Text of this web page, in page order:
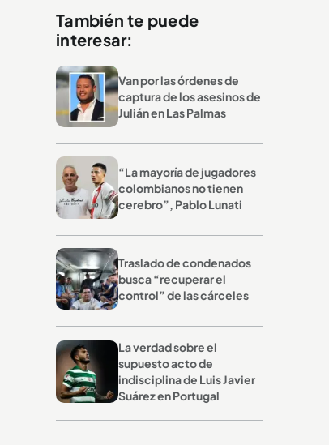
También te puede
interesar:
Van por las órdenes de
captura de los asesinos de
Julián en Las Palmas
“La mayoría de jugadores
colombianos no tienen
cerebro”, Pablo Lunati
Traslado de condenados
busca “recuperar el
control” de las cárceles
La verdad sobre el
supuesto acto de
indisciplina de Luis Javier
Suárez en Portugal